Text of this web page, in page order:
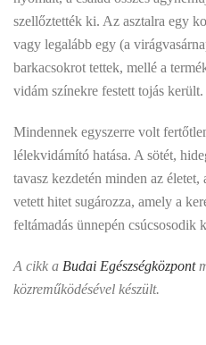
szellőztették ki. Az asztalra egy
vagy legalább egy (a
barkacsokrot tettek, mellé a
vidám színekre festett tojás került.
Mindennek egyszerre volt
lélekvidámító hatása. A sötét,
tavasz kezdetén minden az
vetett hitet sugározza, amely a
feltámadás ünnepén csúcsosodik
A cikk a Budai Egészségközpont
közreműködésével készült.